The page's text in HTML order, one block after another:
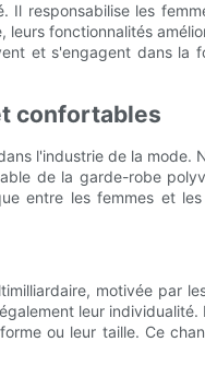
Il responsabilise les
fonctionnalités
et s'engagent dans la
confortables
l'industrie de la mode.
de la garde-robe
entre les femmes et
motivée par
leur individualité.
ou leur taille. Ce